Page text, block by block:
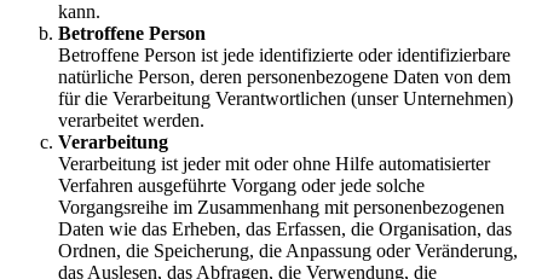
kann.
Betroffene Person
Betroffene Person ist jede identifizierte oder identifizierbare
natürliche Person, deren personenbezogene Daten von dem
für die Verarbeitung Verantwortlichen (unser Unternehmen)
verarbeitet werden.
Verarbeitung
Verarbeitung ist jeder mit oder ohne Hilfe automatisierter
Verfahren ausgeführte Vorgang oder jede solche
Vorgangsreihe im Zusammenhang mit personenbezogenen
Daten wie das Erheben, das Erfassen, die Organisation, das
Ordnen, die Speicherung, die Anpassung oder Veränderung,
das Auslesen, das Abfragen, die Verwendung, die